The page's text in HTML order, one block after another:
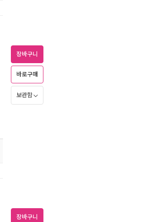
장바구니
바로구매
보관함
장바구니